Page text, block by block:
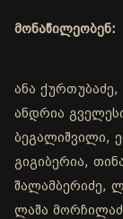
მონაწილეობენ:
ანა ქურთუბაძე,
ანდრია
ბეგალიშვილი,
გიგიბერია,
შალამბერიძე,
ლაშა